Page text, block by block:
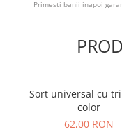
Primesti banii inapoi
Sort universal cu
color
62,00 RON